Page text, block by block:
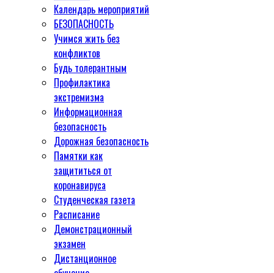
Календарь мероприятий
БЕЗОПАСНОСТЬ
Учимся жить без
конфликтов
Будь толерантным
Профилактика
экстремизма
Информационная
безопасность
Дорожная безопасность
Памятки как
защититься от
коронавируса
Студенческая газета
Расписание
Демонстрационный
экзамен
Дистанционное